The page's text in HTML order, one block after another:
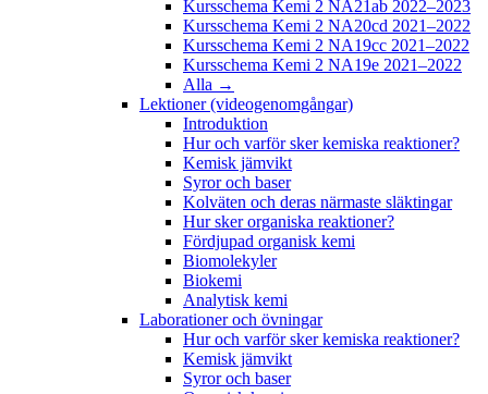
Kursschema Kemi 2 NA21ab 2022–2023
Kursschema Kemi 2 NA20cd 2021–2022
Kursschema Kemi 2 NA19cc 2021–2022
Kursschema Kemi 2 NA19e 2021–2022
Alla →
Lektioner (videogenomgångar)
Introduktion
Hur och varför sker kemiska reaktioner?
Kemisk jämvikt
Syror och baser
Kolväten och deras närmaste släktingar
Hur sker organiska reaktioner?
Fördjupad organisk kemi
Biomolekyler
Biokemi
Analytisk kemi
Laborationer och övningar
Hur och varför sker kemiska reaktioner?
Kemisk jämvikt
Syror och baser